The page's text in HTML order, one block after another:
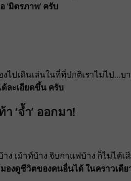
‘มิตรภาพ’ ครับ
ไปเดินเล่นในที่ที่ปกติเราไม่ไป…บ
ด้ละเอียดขึ้น ครับ
‘จ้ำ’ ออกมา!
าง เม้าท์บ้าง จิบกาแฟบ้าง ก็ไม่ได้
องดูชีวิตของคนอื่นได้ ในคราวเดี